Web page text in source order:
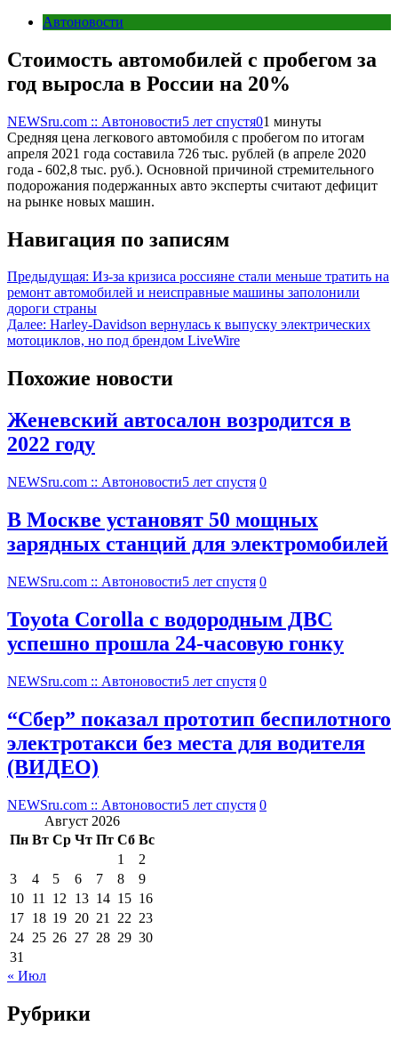
Автоновости
Стоимость автомобилей с пробегом за
год выросла в России на 20%
NEWSru.com :: Автоновости5 лет спустя01 минуты
Средняя цена легкового автомобиля с пробегом по итогам
апреля 2021 года составила 726 тыс. рублей (в апреле 2020
года - 602,8 тыс. руб.). Основной причиной стремительного
подорожания подержанных авто эксперты считают дефицит
на рынке новых машин.
Навигация по записям
Предыдущая: Из-за кризиса россияне стали меньше тратить на
ремонт автомобилей и неисправные машины заполонили
дороги страны
Далее: Harley-Davidson вернулась к выпуску электрических
мотоциклов, но под брендом LiveWire
Похожие новости
Женевский автосалон возродится в
2022 году
NEWSru.com :: Автоновости5 лет спустя 0
В Москве установят 50 мощных
зарядных станций для электромобилей
NEWSru.com :: Автоновости5 лет спустя 0
Toyota Corolla с водородным ДВС
успешно прошла 24-часовую гонку
NEWSru.com :: Автоновости5 лет спустя 0
“Сбер” показал прототип беспилотного
электротакси без места для водителя
(ВИДЕО)
NEWSru.com :: Автоновости5 лет спустя 0
Август 2026
Пн Вт Ср Чт Пт Сб Вс
1
2
3
4 5 6 7 8
9
10 11 12 13 14 15 16
17 18 19 20 21 22 23
24 25 26 27 28 29 30
31
« Июл
Рубрики